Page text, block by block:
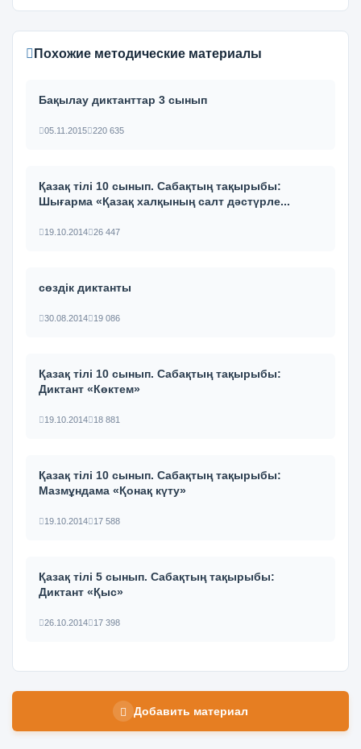
Похожие методические материалы
Бақылау диктанттар 3 сынып
05.11.2015 220 635
Қазақ тілі 10 сынып. Сабақтың тақырыбы:
Шығарма «Қазақ халқының салт дәстүрле...
19.10.2014 26 447
сөздік диктанты
30.08.2014 19 086
Қазақ тілі 10 сынып. Сабақтың тақырыбы:
Диктант «Көктем»
19.10.2014 18 881
Қазақ тілі 10 сынып. Сабақтың тақырыбы:
Мазмұндама «Қонақ күту»
19.10.2014 17 588
Қазақ тілі 5 сынып. Сабақтың тақырыбы:
Диктант «Қыс»
26.10.2014 17 398
Добавить материал